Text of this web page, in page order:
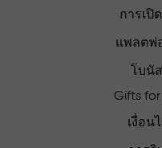
การเ
แพลตฟ
โบนั
Gifts
เงื่อน